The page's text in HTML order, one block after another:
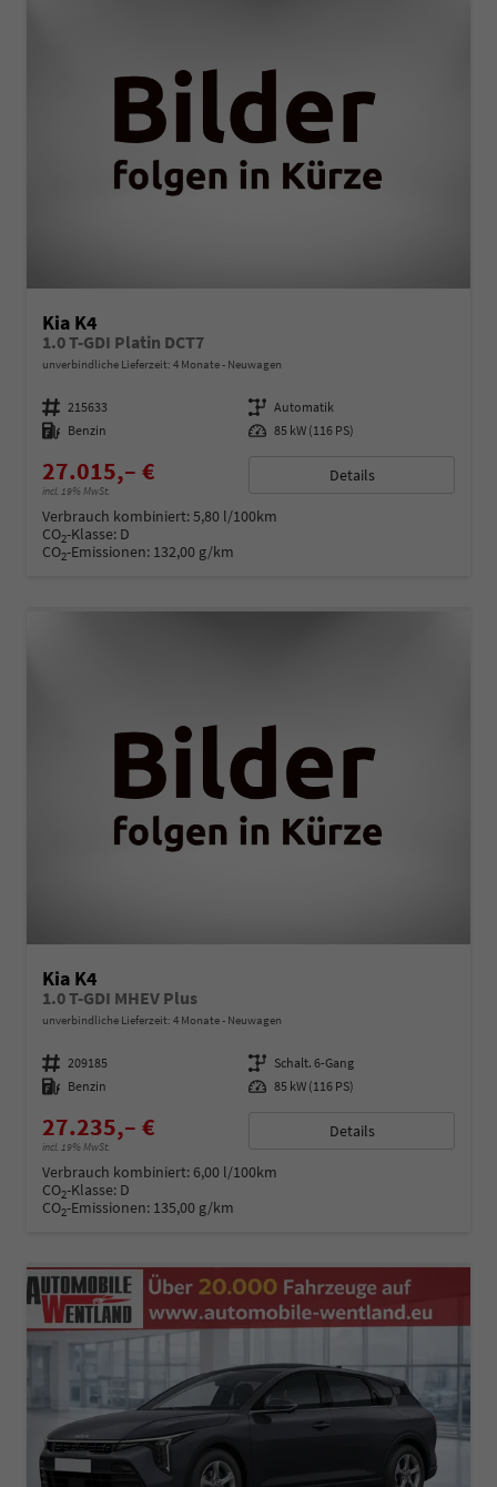
Kia K4
1.0 T-GDI Platin DCT7
unverbindliche Lieferzeit: 4 Monate Neuwagen
Fahrzeugnummer 215633 Getriebe Automatik
Kraftstoff Benzin Leistung 85 kW (116 PS)
27.015,– €
incl. 19% MwSt.
Details
Verbrauch kombiniert:5,80 l/100km
CO2-Klasse: D
CO2-Emissionen: 132,00 g/km
Kia K4
1.0 T-GDI MHEV Plus
unverbindliche Lieferzeit: 4 Monate Neuwagen
Fahrzeugnummer 209185 Getriebe Schalt. 6-Gang
Kraftstoff Benzin Leistung 85 kW (116 PS)
27.235,– €
incl. 19% MwSt.
Details
Verbrauch kombiniert:6,00 l/100km
CO2-Klasse: D
CO2-Emissionen: 135,00 g/km